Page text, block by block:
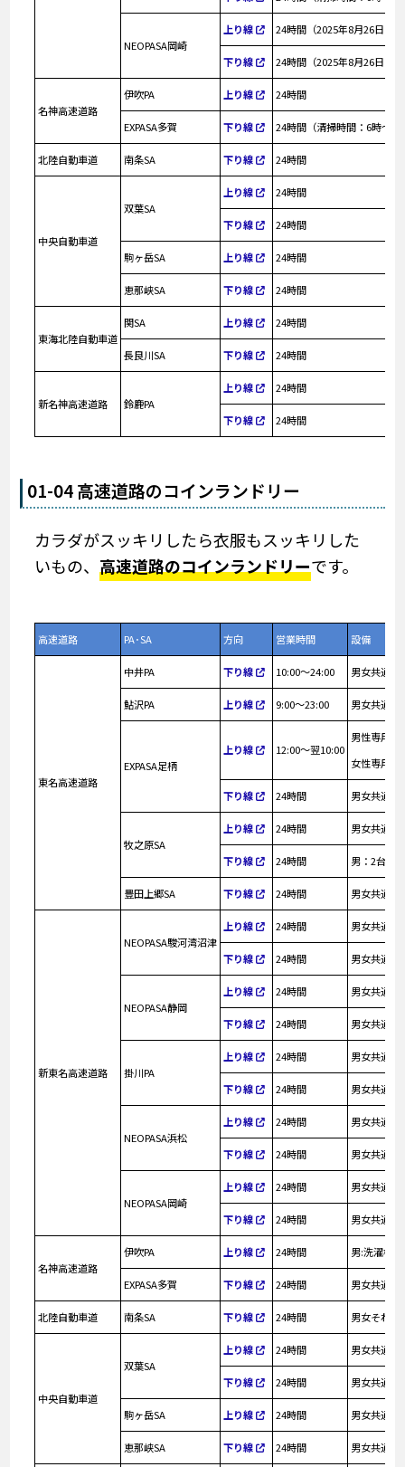
NEOPASA岡崎
上り線 24時間（2025年8月26日よ
下り線 24時間（2025年8月26日よ
名神高速道路
伊吹PA 上り線 24時間
EXPASA多賀 下り線 24時間（清掃時間：6時～8
北陸自動車道 南条SA 下り線 24時間
中央自動車道
双葉SA
上り線 24時間
下り線 24時間
駒ヶ岳SA 上り線 24時間
恵那峡SA 下り線 24時間
東海北陸自動車道
関SA 上り線 24時間
長良川SA 下り線 24時間
新名神高速道路 鈴鹿PA
上り線 24時間
下り線 24時間
01-04 高速道路のコインランドリー
カラダがスッキリしたら衣服もスッキリした
いもの、 高速道路のコインランドリーです。
高速道路 PA･SA 方向 営業時間 設備
東名高速道路
中井PA 下り線 10:00～24:00 男女共通：
鮎沢PA 上り線 9:00～23:00 男女共通：
EXPASA足柄
上り線 12:00～翌10:00
男性専用：
女性専用：
下り線 24時間 男女共通：
牧之原SA
上り線 24時間 男女共通
下り線 24時間 男：2台、
豊田上郷SA 下り線 24時間 男女共通
新東名高速道路
NEOPASA駿河湾沼津
上り線 24時間 男女共通：
下り線 24時間 男女共通：
NEOPASA静岡
上り線 24時間 男女共通：
下り線 24時間 男女共通：
掛川PA
上り線 24時間 男女共通：
下り線 24時間 男女共通：
NEOPASA浜松
上り線 24時間 男女共通：
下り線 24時間 男女共通：
NEOPASA岡崎
上り線 24時間 男女共通：
下り線 24時間 男女共通：
名神高速道路
伊吹PA 上り線 24時間 男:洗濯機2
EXPASA多賀 下り線 24時間 男女共通：
北陸自動車道 南条SA 下り線 24時間 男女それぞ
中央自動車道
双葉SA
上り線 24時間 男女共通：
下り線 24時間 男女共通：
駒ヶ岳SA 上り線 24時間 男女共通：
恵那峡SA 下り線 24時間 男女共通：